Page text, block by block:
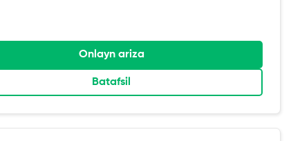
Onlayn ariza
Batafsil